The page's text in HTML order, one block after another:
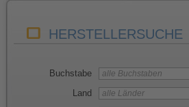
HERSTELLERSUCHE
Buchstabe
Land